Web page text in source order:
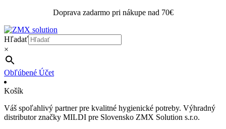
Doprava zadarmo pri nákupe nad 70€
Hľadať
×
Obľúbené Účet
Košík
Váš spoľahlivý partner pre kvalitné hygienické potreby. Výhradný
distributor značky MILDI pre Slovensko ZMX Solution s.r.o.